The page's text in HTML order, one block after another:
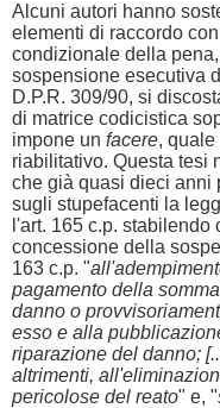
Alcuni autori hanno
elementi di raccordo
condizionale della
sospensione esecutiva
D.P.R. 309/90, si
di matrice codicistica
impone un facere,
riabilitativo. Questa tesi
che già quasi dieci anni
sugli stupefacenti la
l'art. 165 c.p.
concessione della
163 c.p. "
pagamento della
danno o
esso e alla
riparazione del danno;
altrimenti,
pericolose del reato" e, "